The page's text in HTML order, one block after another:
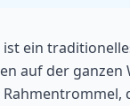
ein
auf der ganzen